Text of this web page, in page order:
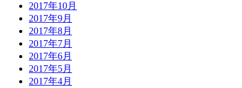
2017年10月
2017年9月
2017年8月
2017年7月
2017年6月
2017年5月
2017年4月